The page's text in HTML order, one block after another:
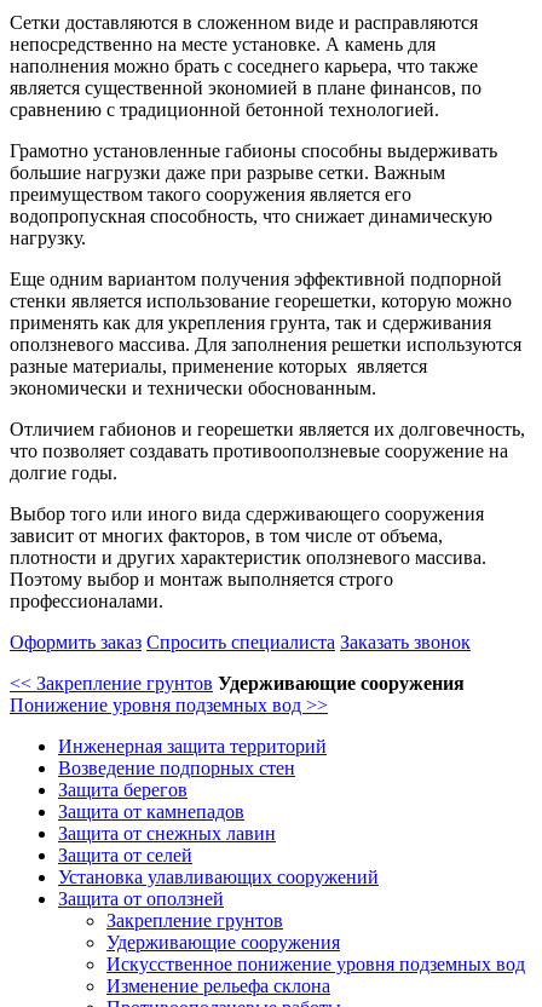
Сетки доставляются в сложенном виде и расправляются
непосредственно на месте установке. А камень для
наполнения можно брать с соседнего карьера, что также
является существенной экономией в плане финансов, по
сравнению с традиционной бетонной технологией.
Грамотно установленные габионы способны выдерживать
большие нагрузки даже при разрыве сетки. Важным
преимуществом такого сооружения является его
водопропускная способность, что снижает динамическую
нагрузку.
Еще одним вариантом получения эффективной подпорной
стенки является использование георешетки, которую можно
применять как для укрепления грунта, так и сдерживания
оползневого массива. Для заполнения решетки используются
разные материалы, применение которых является
экономически и технически обоснованным.
Отличием габионов и георешетки является их долговечность,
что позволяет создавать противооползневые сооружение на
долгие годы.
Выбор того или иного вида сдерживающего сооружения
зависит от многих факторов, в том числе от объема,
плотности и других характеристик оползневого массива.
Поэтому выбор и монтаж выполняется строго
профессионалами.
Оформить заказ Спросить специалиста Заказать звонок
<< Закрепление грунтов Удерживающие сооружения
Понижение уровня подземных вод >>
Инженерная защита территорий
Возведение подпорных стен
Защита берегов
Защита от камнепадов
Защита от снежных лавин
Защита от селей
Установка улавливающих сооружений
Защита от оползней
Закрепление грунтов
Удерживающие сооружения
Искусственное понижение уровня подземных вод
Изменение рельефа склона